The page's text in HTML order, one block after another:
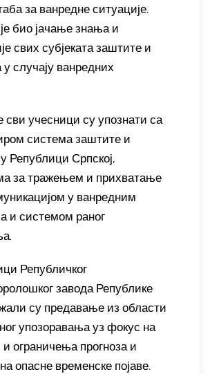
за ванредне ситуације.
био јачање знања и
свих субјеката заштите и
случају ванредних
сви учесници су упознати са
система заштите и
Републици Српској,
за тражењем и прихватање
у ванредним
и системом раног
Републичког
завода Републике
су предавање из области
упозоравања уз фокус на
и ограничења прогноза и
опасне временске појаве.